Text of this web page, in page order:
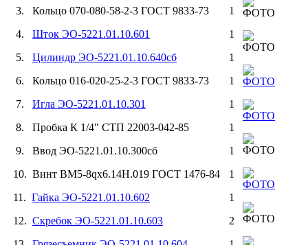
3. Кольцо 070-080-58-2-3 ГОСТ 9833-73
4. Шток ЭО-5221.01.10.601
5. Цилиндр ЭО-5221.01.10.640сб
6. Кольцо 016-020-25-2-3 ГОСТ 9833-73
7. Игла ЭО-5221.01.10.301
8. Пробка К 1/4" СТП 22003-042-85
9. Ввод ЭО-5221.01.10.300сб
10. Винт ВМ5-8qх6.14Н.019 ГОСТ 1476-84
11. Гайка ЭО-5221.01.10.602
12. Скребок ЭО-5221.01.10.603
1
1
1
1
1
1
1
1
1
2